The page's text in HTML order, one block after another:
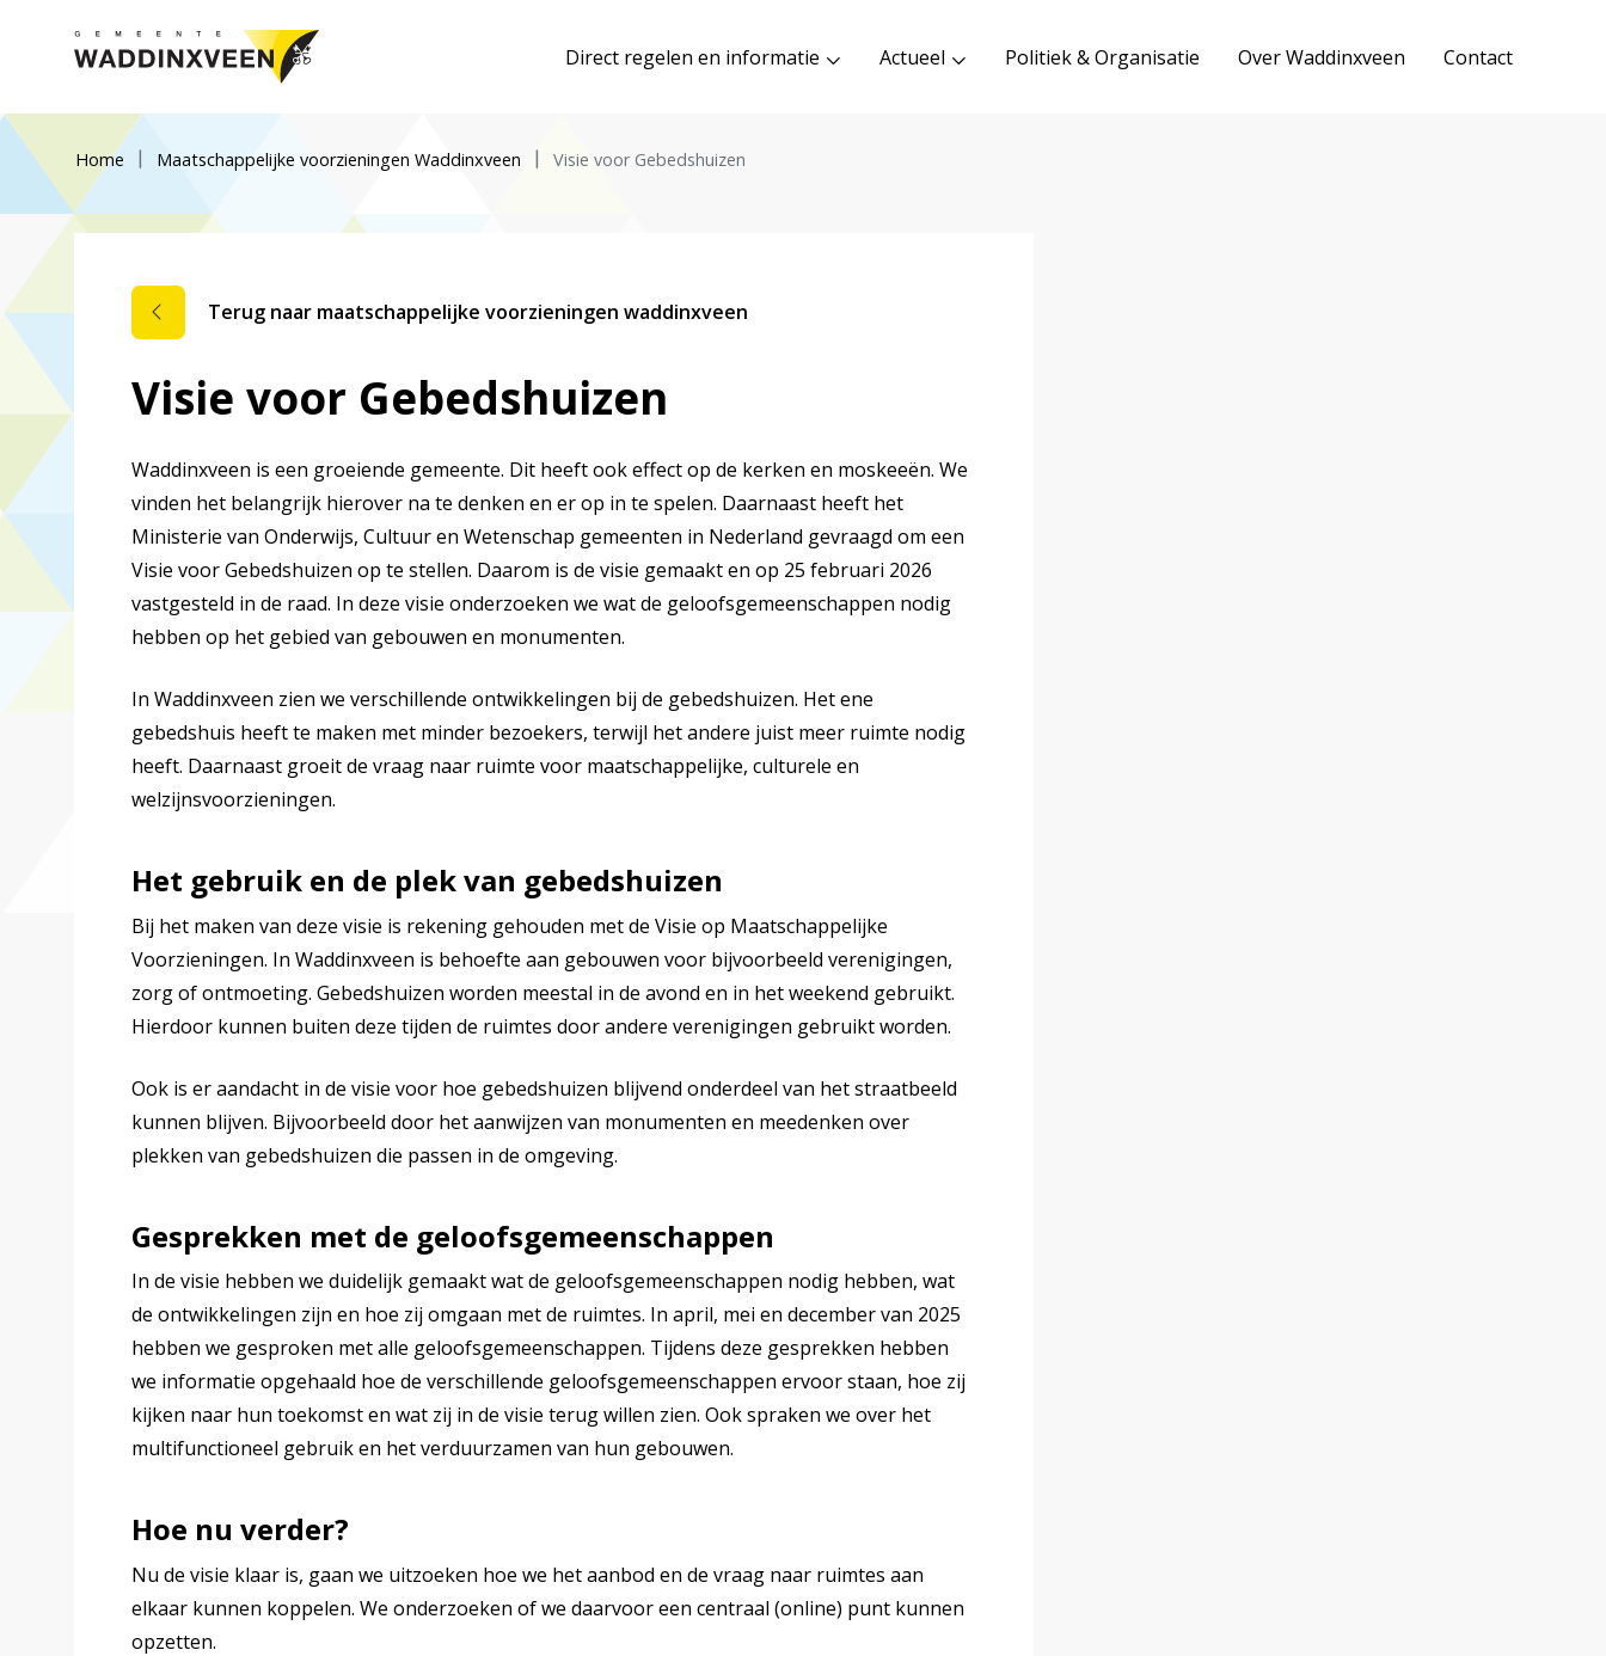
Direct regelen en informatie Actueel Politiek & Organisatie Over Waddinxveen Contact
Home Maatschappelijke voorzieningen Waddinxveen Visie voor Gebedshuizen
Terug naar maatschappelijke voorzieningen waddinxveen
Visie voor Gebedshuizen
Waddinxveen is een groeiende gemeente. Dit heeft ook effect op de kerken en moskeeën. We
vinden het belangrijk hierover na te denken en er op in te spelen. Daarnaast heeft het
Ministerie van Onderwijs, Cultuur en Wetenschap gemeenten in Nederland gevraagd om een
Visie voor Gebedshuizen op te stellen. Daarom is de visie gemaakt en op 25 februari 2026
vastgesteld in de raad. In deze visie onderzoeken we wat de geloofsgemeenschappen nodig
hebben op het gebied van gebouwen en monumenten.
In Waddinxveen zien we verschillende ontwikkelingen bij de gebedshuizen. Het ene
gebedshuis heeft te maken met minder bezoekers, terwijl het andere juist meer ruimte nodig
heeft. Daarnaast groeit de vraag naar ruimte voor maatschappelijke, culturele en
welzijnsvoorzieningen.
Het gebruik en de plek van gebedshuizen
Bij het maken van deze visie is rekening gehouden met de Visie op Maatschappelijke
Voorzieningen. In Waddinxveen is behoefte aan gebouwen voor bijvoorbeeld verenigingen,
zorg of ontmoeting. Gebedshuizen worden meestal in de avond en in het weekend gebruikt.
Hierdoor kunnen buiten deze tijden de ruimtes door andere verenigingen gebruikt worden.
Ook is er aandacht in de visie voor hoe gebedshuizen blijvend onderdeel van het straatbeeld
kunnen blijven. Bijvoorbeeld door het aanwijzen van monumenten en meedenken over
plekken van gebedshuizen die passen in de omgeving.
Gesprekken met de geloofsgemeenschappen
In de visie hebben we duidelijk gemaakt wat de geloofsgemeenschappen nodig hebben, wat
de ontwikkelingen zijn en hoe zij omgaan met de ruimtes. In april, mei en december van 2025
hebben we gesproken met alle geloofsgemeenschappen. Tijdens deze gesprekken hebben
we informatie opgehaald hoe de verschillende geloofsgemeenschappen ervoor staan, hoe zij
kijken naar hun toekomst en wat zij in de visie terug willen zien. Ook spraken we over het
multifunctioneel gebruik en het verduurzamen van hun gebouwen.
Hoe nu verder?
Nu de visie klaar is, gaan we uitzoeken hoe we het aanbod en de vraag naar ruimtes aan
elkaar kunnen koppelen. We onderzoeken of we daarvoor een centraal (online) punt kunnen
opzetten.